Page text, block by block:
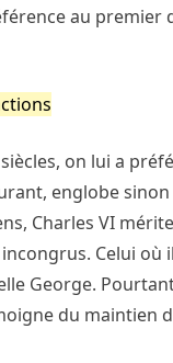
au premier
on lui a
englobe
Charles VI
Celui où
George.
du maintien